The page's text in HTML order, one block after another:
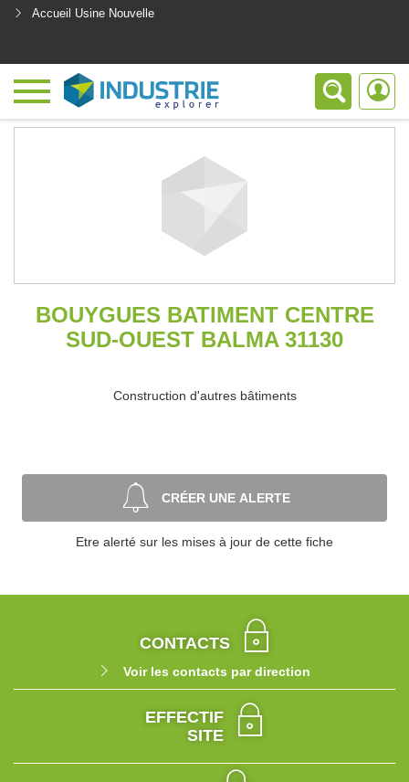
Accueil Usine Nouvelle
BOUYGUES BATIMENT CENTRE
SUD-OUEST BALMA 31130
Construction d'autres bâtiments
CRÉER UNE ALERTE
Etre alerté sur les mises à jour de cette fiche
CONTACTS
Voir les contacts par direction
EFFECTIF
SITE